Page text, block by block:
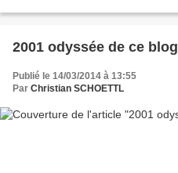
2001 odyssée de ce blog
Publié le 14/03/2014 à 13:55
Par Christian SCHOETTL